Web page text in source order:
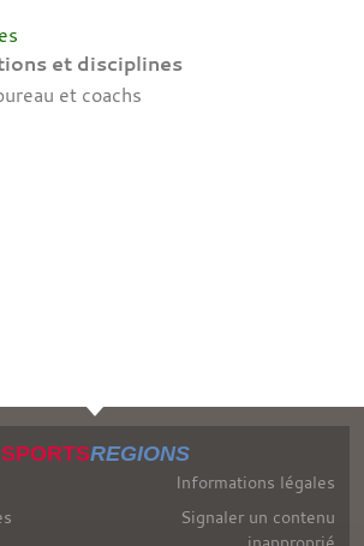
et disciplines
et coachs
SPORTSREGIONS
Informations légales
Signaler un contenu